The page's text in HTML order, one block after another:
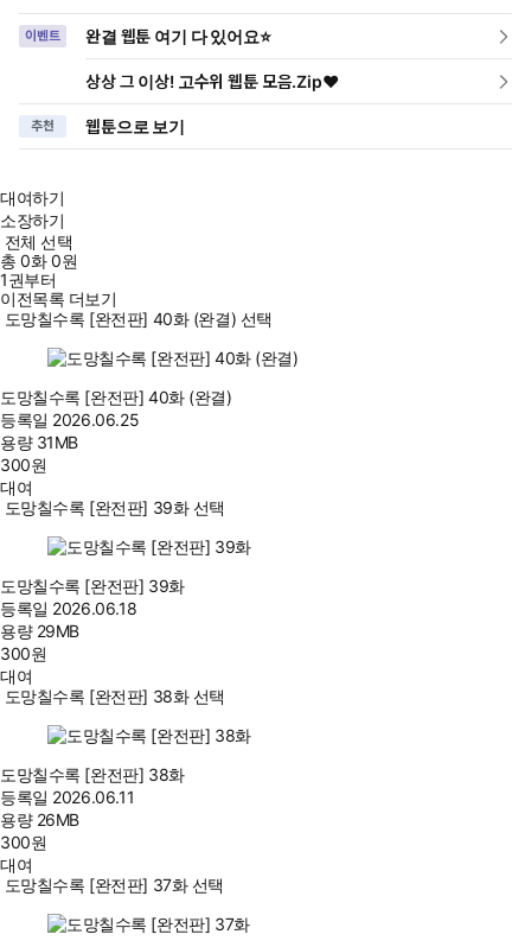
이벤트 완결 웹툰 여기 다 있어요⭐
상상 그 이상! 고수위 웹툰 모음.Zip♥
추천 웹툰으로 보기
대여하기
소장하기
전체 선택
총0화0원
1권부터
이전목록 더보기
도망칠수록 [완전판] 40화 (완결) 선택
도망칠수록 [완전판] 40화 (완결)
등록일 2026.06.25
용량 31MB
300원
대여
도망칠수록 [완전판] 39화 선택
도망칠수록 [완전판] 39화
등록일 2026.06.18
용량 29MB
300원
대여
도망칠수록 [완전판] 38화 선택
도망칠수록 [완전판] 38화
등록일 2026.06.11
용량 26MB
300원
대여
도망칠수록 [완전판] 37화 선택